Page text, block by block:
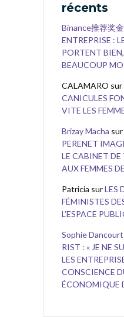
récents
Binance推荐奖金
ENTREPRISE :
PORTENT
BEAUCOUP
CALAMARO sur
CANICULES
VITE LES
Brizay Macha sur
PERENET
LE CABINET
AUX FEMMES
Patricia surLES
FÉMINISTES
L’ESPACE
Sophie Dancourt
RIST : « JE NE
LES
CONSCIENCE
ÉCONOMIQUE